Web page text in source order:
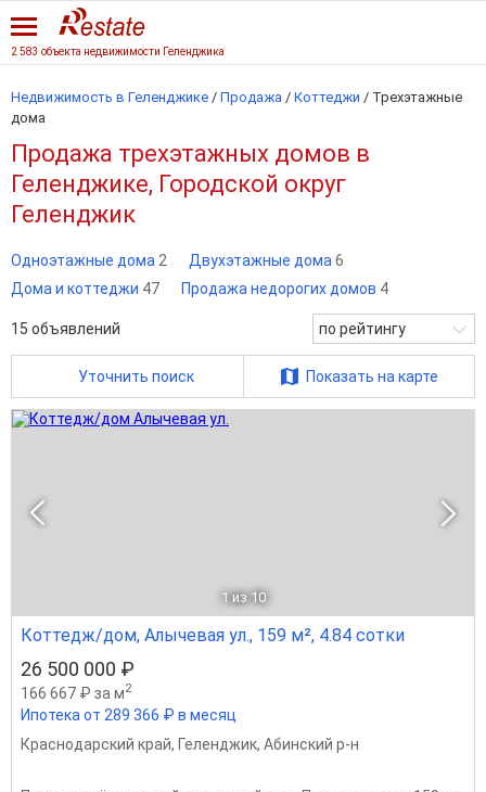
2 583 объекта недвижимости Геленджика
Недвижимость в Геленджике / Продажа / Коттеджи / Трехэтажные
дома
Продажа трехэтажных домов в
Геленджике, Городской округ
Геленджик
Одноэтажные дома 2 Двухэтажные дома 6
Дома и коттеджи 47 Продажа недорогих домов 4
15 объявлений по рейтингу
Уточнить поиск Показать на карте
1 из 10
Коттедж/дом, Алычевая ул., 159 м², 4.84 сотки
26 500 000 ₽
166 667 ₽ за м2
Ипотека от 289 366 ₽ в месяц
Краснодарский край, Геленджик, Абинский р-н